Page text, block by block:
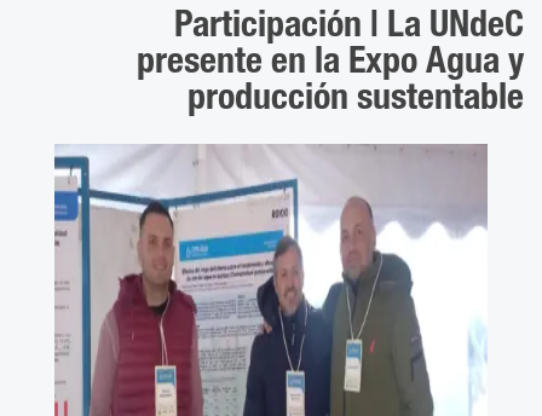
Participación | La UNdeC
presente en la Expo Agua y
producción sustentable